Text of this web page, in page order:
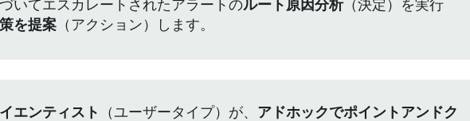
いてエスカレートされたアラートのルート原因分析（決定）を実行
を提案 （アクション）します。
エンティスト （ユーザータイプ）が、 アドホックでポイントアンドク